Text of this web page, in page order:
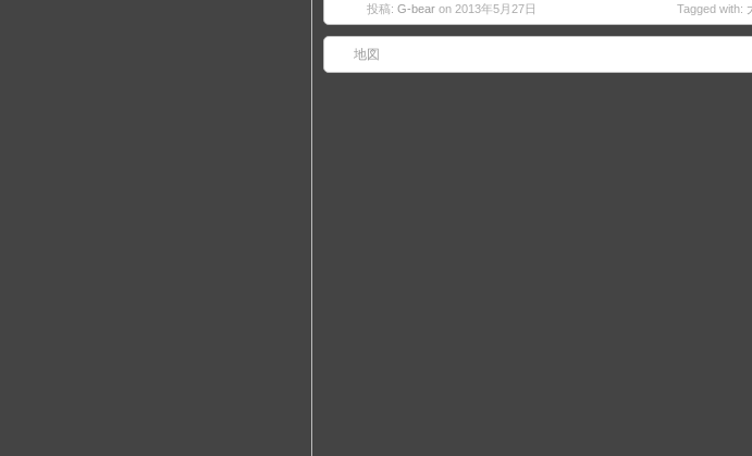
投稿: G-bear on 2013年5月27日 Tagged with:
地図